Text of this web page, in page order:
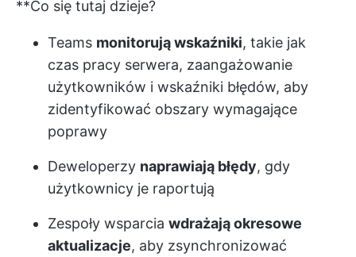
**Co się tutaj dzieje?
Teams monitorują wskaźniki, takie jak
czas pracy serwera, zaangażowanie
użytkowników i wskaźniki błędów, aby
zidentyfikować obszary wymagające
poprawy
Deweloperzy naprawiają błędy, gdy
użytkownicy je raportują
Zespoły wsparcia wdrażają okresowe
aktualizacje, aby zsynchronizować